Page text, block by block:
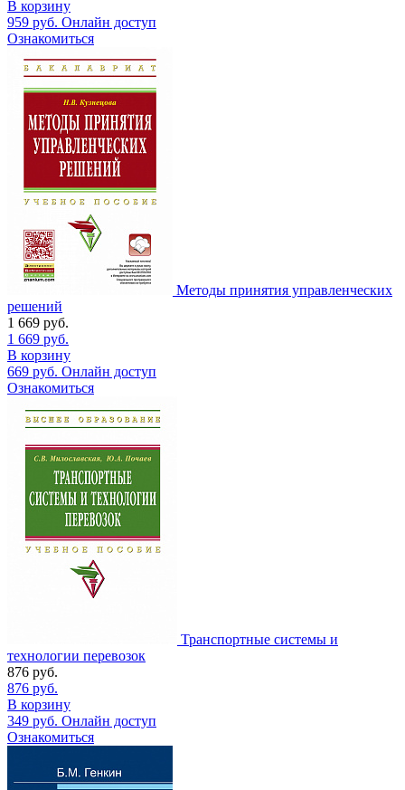
В корзину
959 руб. Онлайн доступ
Ознакомиться
Методы принятия управленческих
решений
1 669 руб.
1 669 руб.
В корзину
669 руб. Онлайн доступ
Ознакомиться
Транспортные системы и
технологии перевозок
876 руб.
876 руб.
В корзину
349 руб. Онлайн доступ
Ознакомиться